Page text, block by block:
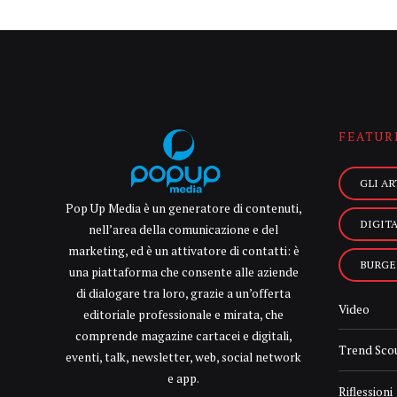
Pop Up Media è un generatore di contenuti,
nell’area della comunicazione e del
marketing, ed è un attivatore di contatti: è
una piattaforma che consente alle aziende
di dialogare tra loro, grazie a un’offerta
editoriale professionale e mirata, che
comprende magazine cartacei e digitali,
eventi, talk, newsletter, web, social network
e app.
GLI
Video
Trend
Riflessioni